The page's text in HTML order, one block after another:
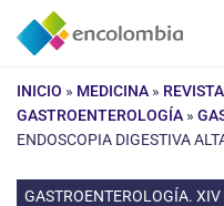
Saltar
INICIO » MEDICINA »
GASTROENTEROLOGÍA »
ENDOSCOPIA DIGESTIVA
GASTROENTEROLOGÍA. XIV